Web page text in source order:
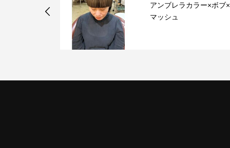
アンブレラカラー×ボブ×
マッシュ